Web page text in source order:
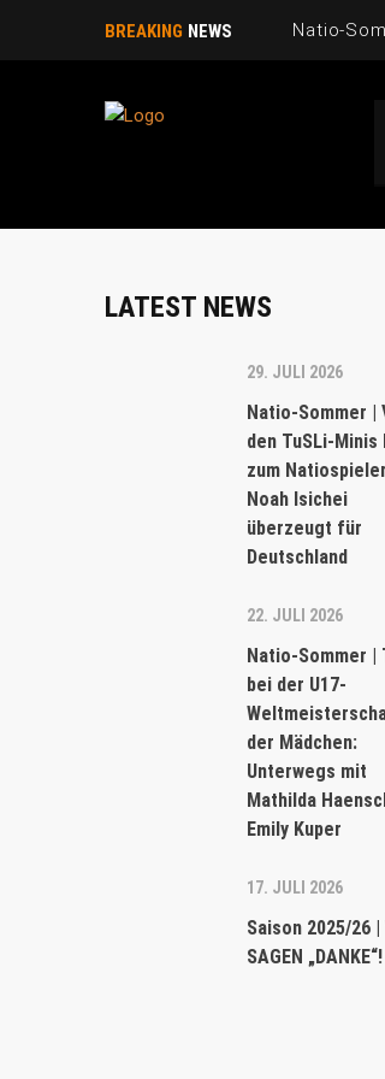
BREAKING NEWS Natio-
Saison
LATEST NEWS
29. JULI 2026
Natio-Sommer |
den TuSLi-Minis
zum
Noah Isichei
überzeugt für
Deutschland
22. JULI 2026
Natio-Sommer |
bei der U17-
der Mädchen:
Unterwegs mit
Mathilda
Emily Kuper
17. JULI 2026
Saison 2025/26 |
SAGEN „DANKE“!